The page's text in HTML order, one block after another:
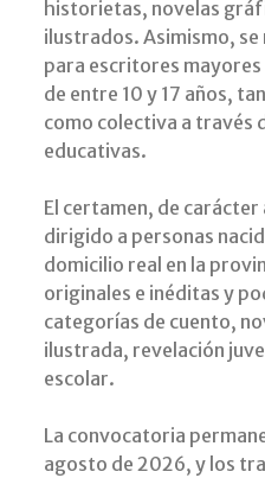
historietas, novelas
ilustrados. Asimismo,
para escritores mayores
de entre 10 y 17 años,
como colectiva a través
educativas.
El certamen, de
dirigido a personas
domicilio real en la
originales e inéditas y
categorías de cuento,
ilustrada, revelación
escolar.
La convocatoria
agosto de 2026, y los